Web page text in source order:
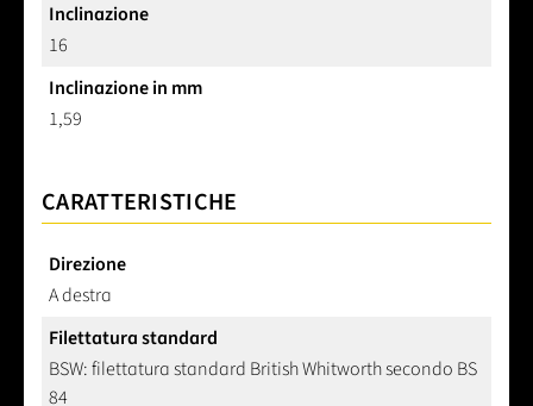
Inclinazione
16
Inclinazione in mm
1,59
CARATTERISTICHE
Direzione
A destra
Filettatura standard
BSW: filettatura standard British Whitworth secondo BS
84